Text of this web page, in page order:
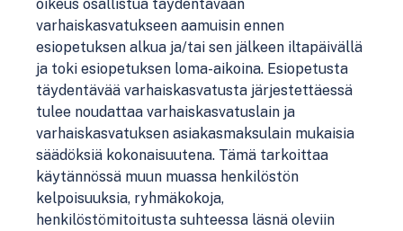
oikeus osallistua täydentävään
varhaiskasvatukseen aamuisin ennen
esiopetuksen alkua ja/tai sen jälkeen iltapäivällä
ja toki esiopetuksen loma-aikoina. Esiopetusta
täydentävää varhaiskasvatusta järjestettäessä
tulee noudattaa varhaiskasvatuslain ja
varhaiskasvatuksen asiakasmaksulain mukaisia
säädöksiä kokonaisuutena. Tämä tarkoittaa
käytännössä muun muassa henkilöstön
kelpoisuuksia, ryhmäkokoja,
henkilöstömitoitusta suhteessa läsnä oleviin